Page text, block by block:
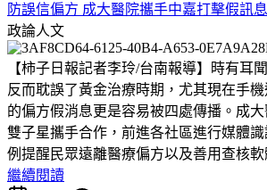
防誤信偏方 成大醫院攜手中嘉打擊假訊息
政論人文
【柿子日報記者李玲/台南報導】時有耳
反而耽誤了黃金治療時期，尤其現在手
的偏方假消息更是容易被四處傳播。成
雙子星攜手合作，前進各社區進行媒體
例提醒民眾遠離醫療偏方以及善用查核軟
繼續閱讀